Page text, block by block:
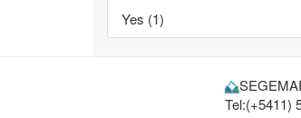
Yes (1)
Tel:(+5411)